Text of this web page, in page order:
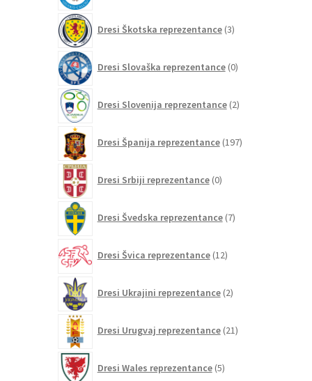
Dresi Škotska reprezentance 3izdelki
Dresi Slovaška reprezentance 0izdelkov
Dresi Slovenija reprezentance 2izdelka
Dresi Španija reprezentance 197izdelkov
Dresi Srbiji reprezentance 0izdelkov
Dresi Švedska reprezentance 7izdelkov
Dresi Švica reprezentance 12izdelkov
Dresi Ukrajini reprezentance 2izdelka
Dresi Urugvaj reprezentance 21izdelkov
Dresi Wales reprezentance 5izdelkov